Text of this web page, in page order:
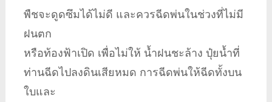
พืชจะดูดซึมได้ไม่ดี และควรฉีดพ่นในช่วงที่ไม่มี
ฝนตก
หรือท้องฟ้าเปิด เพื่อไม่ให้ น้ำฝนชะล้าง ปุ๋ยน้ำที่
ท่านฉีดไปลงดินเสียหมด การฉีดพ่นให้ฉีดทั้งบน
ใบและ